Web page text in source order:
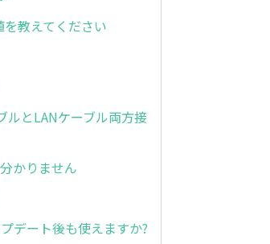
教えてください
ルとLANケーブル両方接
かりません
デート後も使えますか?